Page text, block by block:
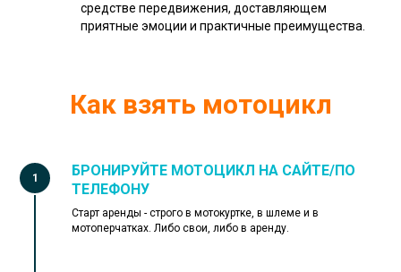
средстве передвижения, доставляющем
приятные эмоции и практичные преимущества.
Как взять мотоцикл
БРОНИРУЙТЕ МОТОЦИКЛ НА САЙТЕ/ПО
ТЕЛЕФОНУ
Старт аренды - строго в мотокуртке, в шлеме и в
мотоперчатках. Либо свои, либо в аренду.